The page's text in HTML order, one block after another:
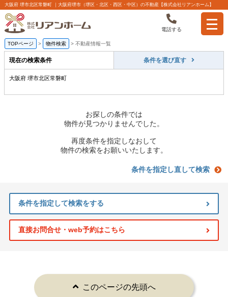
大阪府 堺市北区常磐町 ｜大阪府堺市（堺区・北区・西区・中区）の不動産【株式会社リアンホーム】
電話する
TOPページ > 物件検索 > 不動産情報一覧
現在の検索条件 条件を選び直す
大阪府 堺市北区常磐町
お探しの条件では
物件が見つかりませんでした。
再度条件を指定しなおして
物件の検索をお願いいたします。
条件を指定し直して検索
条件を指定して検索をする
直接お問合せ・web予約はこちら
このページの先頭へ